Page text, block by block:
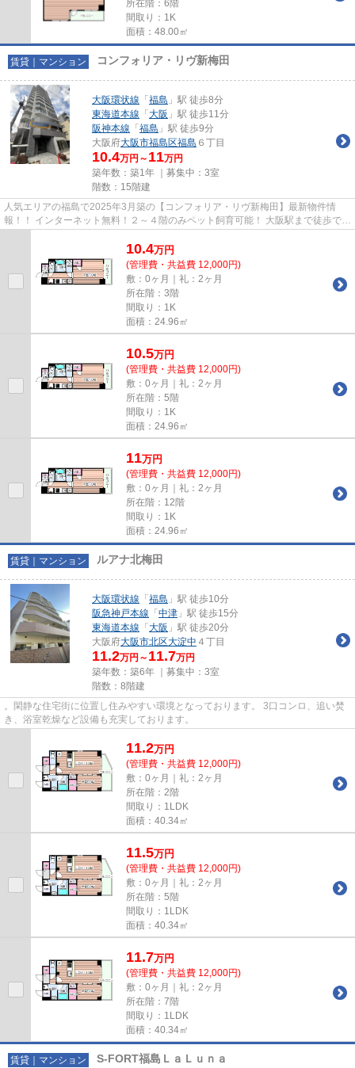
所在階：6階
間取り：1K
面積：48.00㎡
賃貸｜マンション コンフォリア・リヴ新梅田
大阪環状線 「 福島 」駅 徒歩8分
東海道本線 「 大阪 」駅 徒歩11分
阪神本線 「 福島 」駅 徒歩9分
大阪府大阪市福島区福島 ６丁目
10.4万円～ 11万円
築年数：築1年 ｜募集中： 3室
階数：15階建
人気エリアの福島で2025年3月築の【コンフォリア・リヴ新梅田】最新物件情
報！！ インターネット無料！２～４階のみペット飼育可能！ 大阪駅まで徒歩で行
10.4万円
(管理費・共益費 12,000円)
敷：0ヶ月｜礼：2ヶ月
所在階：3階
間取り：1K
面積：24.96㎡
10.5万円
(管理費・共益費 12,000円)
敷：0ヶ月｜礼：2ヶ月
所在階：5階
間取り：1K
面積：24.96㎡
11万円
(管理費・共益費 12,000円)
敷：0ヶ月｜礼：2ヶ月
所在階：12階
間取り：1K
面積：24.96㎡
賃貸｜マンション ルアナ北梅田
大阪環状線 「 福島 」駅 徒歩10分
阪急神戸本線 「 中津 」駅 徒歩15分
東海道本線 「 大阪 」駅 徒歩20分
大阪府大阪市北区大淀中 ４丁目
11.2万円～ 11.7万円
築年数：築6年 ｜募集中： 3室
階数：8階建
。閑静な住宅街に位置し住みやすい環境となっております。 3口コンロ、追い焚
き、浴室乾燥など設備も充実しております。
11.2万円
(管理費・共益費 12,000円)
敷：0ヶ月｜礼：2ヶ月
所在階：2階
間取り：1LDK
面積：40.34㎡
11.5万円
(管理費・共益費 12,000円)
敷：0ヶ月｜礼：2ヶ月
所在階：5階
間取り：1LDK
面積：40.34㎡
11.7万円
(管理費・共益費 12,000円)
敷：0ヶ月｜礼：2ヶ月
所在階：7階
間取り：1LDK
面積：40.34㎡
賃貸｜マンション S-FORT福島ＬａＬｕｎａ